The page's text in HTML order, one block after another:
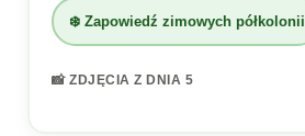
❄️ Zapowiedź zimowych półkolonii
📸 ZDJĘCIA Z DNIA 5